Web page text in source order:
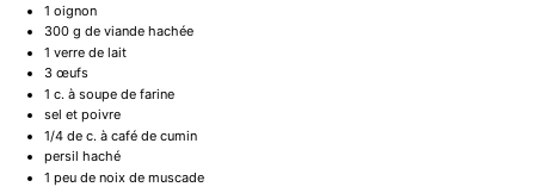
1 oignon
300 g de viande hachée
1 verre de lait
3œufs
1 c. à soupe de farine
sel et poivre
1/4de c. à café de cumin
persil haché
1 peu de noix de muscade